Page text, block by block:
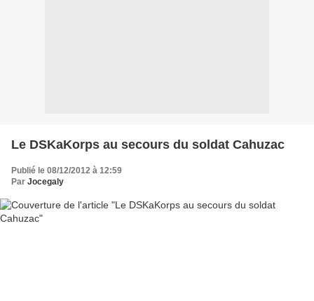
Le DSKaKorps au secours du soldat Cahuzac
Publié le 08/12/2012 à 12:59
Par Jocegaly